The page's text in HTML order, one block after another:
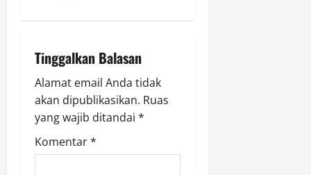
t
i
o
n
Tinggalkan Balasan
Alamat email Anda tidak
akan dipublikasikan. Ruas
yang wajib ditandai *
Komentar*